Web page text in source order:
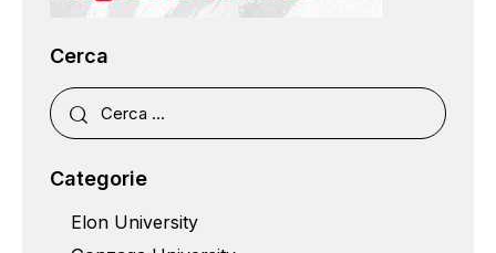
Cerca
Categorie
Elon University